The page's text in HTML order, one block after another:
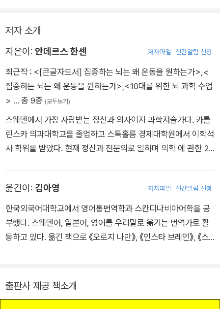
저자 소개
지은이: 안데르스 한센 저자파일 신간알림 신청
최근작 : <[큰글자도서] 집중하는 뇌는 왜 운동을 원하는가> <
집중하는 뇌는 왜 운동을 원하는가> <10대를 위한 뇌 과학 수업
> … 총 9종 (모두보기)
스웨덴에서 가장 사랑받는 정신과 의사이자 과학저술가다. 카롤
린스카 의과대학교를 졸업하고 스톡홀름 경제대학원에서 이학석
사 학위를 받았다. 현재 정신과 전문의로 일하며 의학 에 관한 2,
017년에는 ‘두뇌는 왜 운동을 위해 만들어졌는가’라는 주제로 T
EDx Talks에서 강연했다. 2019년에는 공중파TV <당신의 뇌>
라는 프로그램을 진행했고 스티븐 핑커, 로버트 새폴스키, 리처드
도킨스, 수전 그린필드 등 세계적 석학들을 초대해 화제가 됐다.
류의 역사로 분석하고 해법을 찾은 《마음을 돌보는 뇌과학》을 출
옮긴이: 김아영 저자파일 신간알림 신청
한국외국어대학교에서 영어통번역학과 스칸디나비아어학을 공
부했다. 스웨덴어, 일본어, 영어를 우리말로 옮기는 번역가로 활
동하고 있다. 옮긴 책으로 《오로지 나만》, 《인스타 브레인》, 《스
출판사 제공 책소개